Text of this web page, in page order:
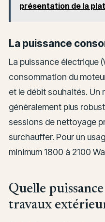
présentation de la
La puissance
La puissance électrique
consommation du
et le débit souhaités. Un
généralement plus
sessions de nettoyage
surchauffer. Pour un
minimum 1800 à 2100
Quelle
travaux